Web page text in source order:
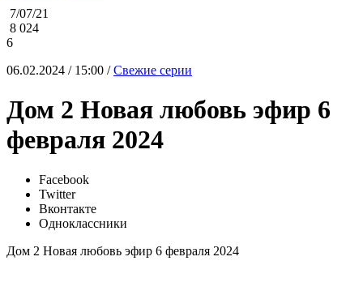
7/07/21
8 024
6
06.02.2024 / 15:00 /Свежие серии
Дом 2 Новая любовь эфир 6
февраля 2024
Facebook
Twitter
Вконтакте
Одноклассники
Дом 2 Новая любовь эфир 6 февраля 2024